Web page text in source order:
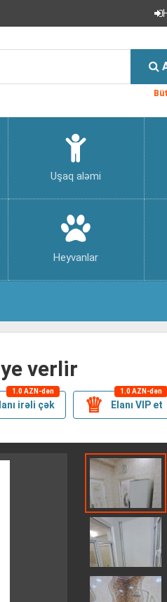
Uşaq aləmi
Heyvanlar
verlir
irəli çək
1.0 AZN-dən
♕ Elanı VIP et
1.0 AZN-dən